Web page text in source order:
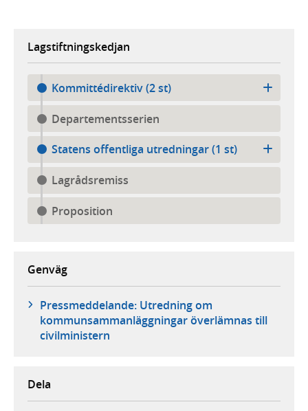
Lagstiftningskedjan
Kommittédirektiv (2 st)
Departementsserien
Statens offentliga utredningar (1 st)
Lagrådsremiss
Proposition
Genväg
Pressmeddelande: Utredning om
kommunsammanläggningar överlämnas till
civilministern
Dela